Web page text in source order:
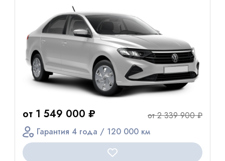
от 1 549 000 ₽
от 2 339 900 ₽
Гарантия 4 года / 120 000 км